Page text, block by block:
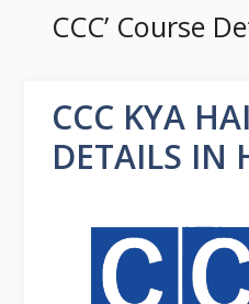
CCC’ Course
CCC KYA
DETAILS IN